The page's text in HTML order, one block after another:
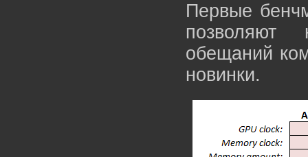
Первые
позволяют
обещаний
новинки.